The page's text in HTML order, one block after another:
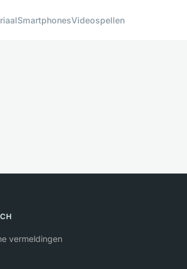
SmartphonesVideospellen
vermeldingen